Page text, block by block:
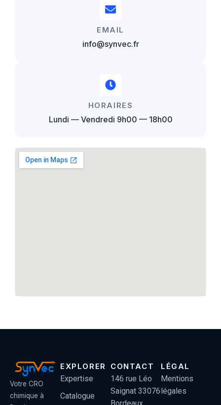
EMAIL
info@synvec.fr
HORAIRES
Lundi — Vendredi 9h00 — 18h00
Votre CRO
chimique à
EXPLORER
Expertise
Catalogue
CONTACT
146 rue Léo
Saignat 33076
LÉGAL
Mentions
légales